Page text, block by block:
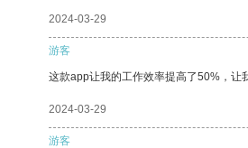
2024-03-29
游客
这款app让我的工作效率提高了50%，让
2024-03-29
游客